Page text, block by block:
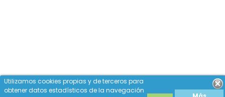
Utilizamos cookies propias y de terceros para
obtener datos estadísticos de la navegación